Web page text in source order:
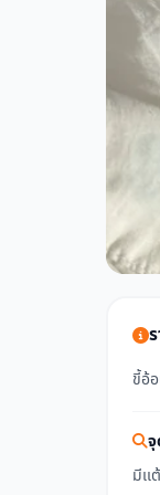
ขี้อ้
จุ
มีเ